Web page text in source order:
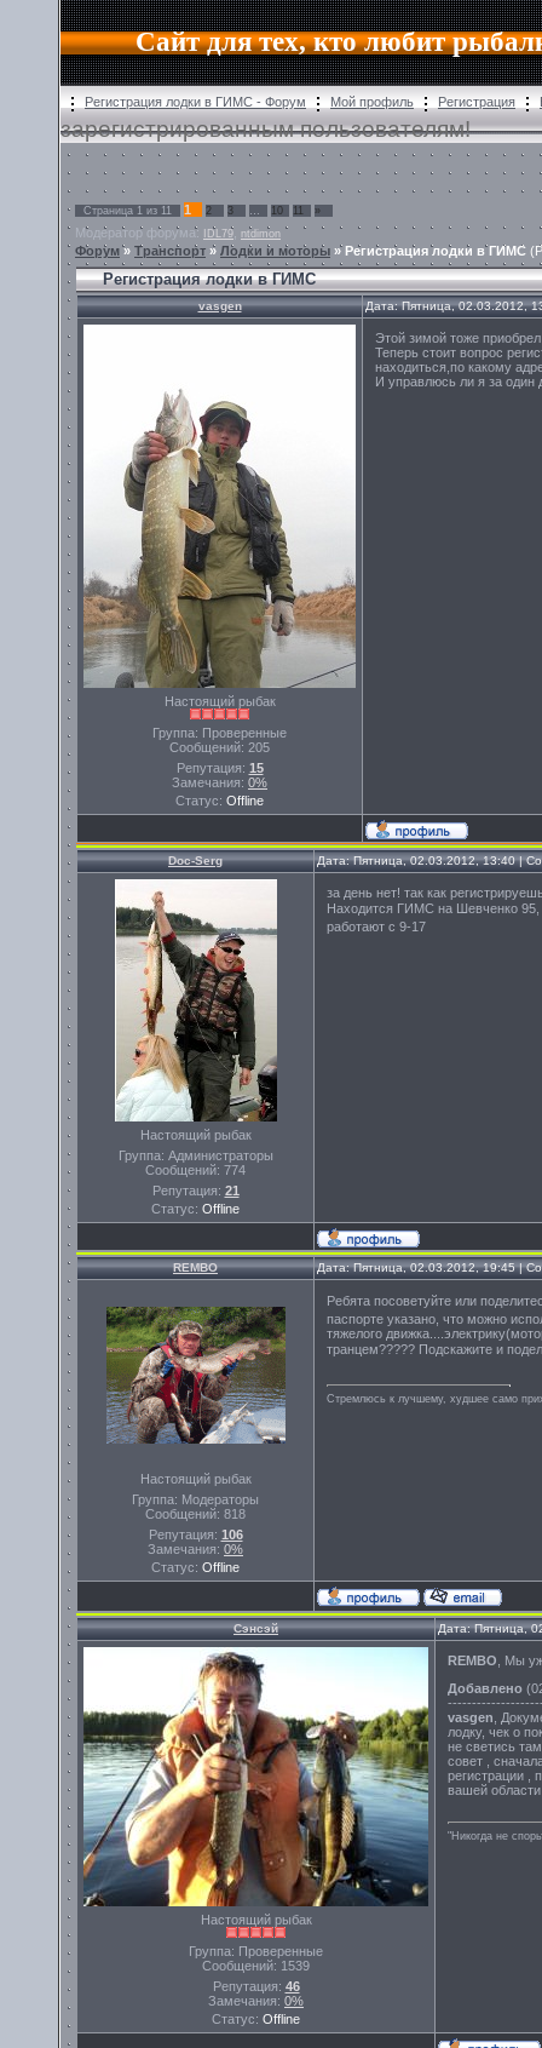
Сайт для тех, кто любит
Регистрация лодки в ГИМС - Форум Мой профиль Регистрация
зарегистрированным пользователям!
Страница 1 из 11 1 2 3 … 10 11 »
Модератор форума: IDL79 ntdimon
Форум» Транспорт » Лодки и моторы »Регистрация лодки в ГИМС
Регистрация лодки в ГИМС
vasgen Дата: Пятница, 02.03.2012,
Настоящий рыбак
Группа: Проверенные
Сообщений: 205
Репутация: 15
Замечания: 0%
Статус: Offline
Этой зимой тоже
Теперь стоит вопрос
находиться,по какому
И управлюсь ли я за один
Doc-Serg Дата: Пятница, 02.03.2012, 13:40 |
Настоящий рыбак
Группа: Администраторы
Сообщений: 774
Репутация: 21
Статус: Offline
за день нет! так как
Находится ГИМС на Шевченко 95,
работают с 9-17
REMBO Дата: Пятница, 02.03.2012, 19:45 |
Настоящий рыбак
Группа: Модераторы
Сообщений: 818
Репутация: 106
Замечания: 0%
Статус: Offline
Ребята посоветуйте или
паспорте указано, что можно
тяжелого
транцем????? Подскажите и
Стремлюсь к лучшему, худшее само
Сэнсэй Дата: Пятница,
Настоящий рыбак
Группа: Проверенные
Сообщений: 1539
Репутация: 46
Замечания: 0%
Статус: Offline
REMBO , Мы
Добавлено
vasgen ,
лодку, чек о
не светись
совет ,
регистрации ,
вашей
"Никогда не